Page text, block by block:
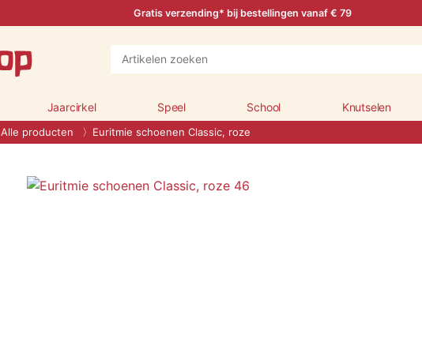
Gratis verzending* bij bestellingen vanaf € 79
Jaarcirkel Speel School Knutselen
Alle producten Euritmie schoenen Classic, roze